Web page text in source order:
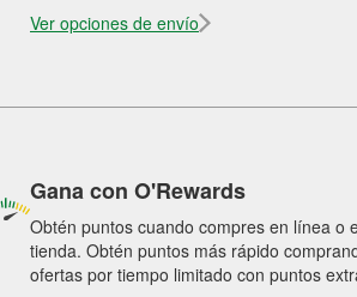
Ver opciones de envío
Gana con O'Rewards
Obtén puntos cuando compres en línea o
tienda. Obtén puntos más rápido
ofertas por tiempo limitado con puntos